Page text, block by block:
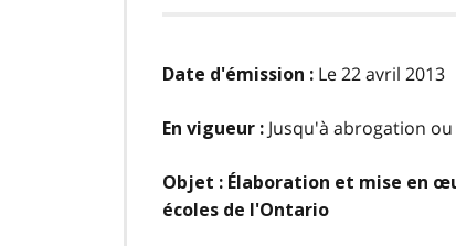
Date d'émission : Le 22 avril 2013
En vigueur : Jusqu'à abrogation
Objet : Élaboration et mise en
écoles de l'Ontario